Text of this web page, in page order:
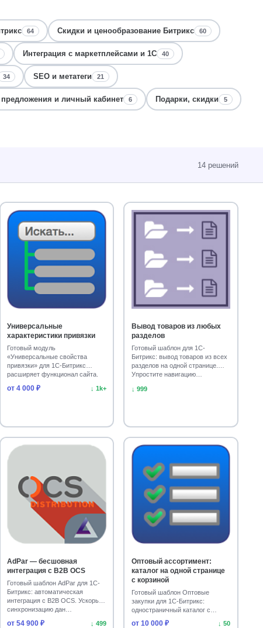
64 Скидки и ценообразование Битрикс 60
Интеграция с маркетплейсами и 1С 40
34 SEO и метатеги 21
и личный кабинет 6 Подарки, скидки 5
14 решений
Универсальные
характеристики привязки
Готовый модуль
«Универсальные свойства
привязки» для 1С-Битрикс
расширяет функционал сайта.
от 4 000 ₽ ↓ 1k+
Вывод товаров из любых
разделов
Готовый шаблон для 1С-
Битрикс: вывод товаров из всех
разделов на одной странице.
Упростите навигацию…
↓ 999
AdPar — бесшовная
интеграция с B2B OCS
Готовый шаблон AdPar для 1С-
Битрикс: автоматическая
интеграция с B2B OCS. Ускорьте
синхронизацию дан…
от 54 900 ₽ ↓ 499
Оптовый ассортимент:
каталог на одной странице
с корзиной
Готовый шаблон Оптовые
закупки для 1С-Битрикс:
одностраничный каталог с
быстрой корзиной. Адаптивен,…
от 10 000 ₽ ↓ 50